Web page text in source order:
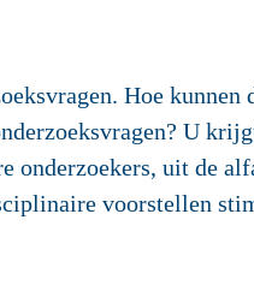
Hoe kunnen
U
onderzoekers, uit de
voorstellen